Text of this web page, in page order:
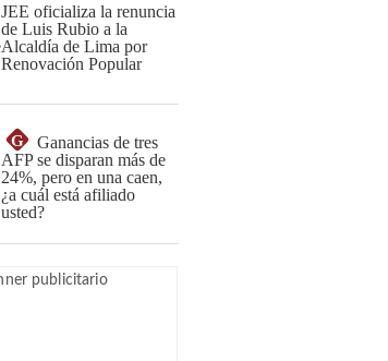
JEE oficializa la renuncia
de Luis Rubio a la
Alcaldía de Lima por
Renovación Popular
G
Ganancias de tres
AFP se disparan más de
24%, pero en una caen,
¿a cuál está afiliado
usted?